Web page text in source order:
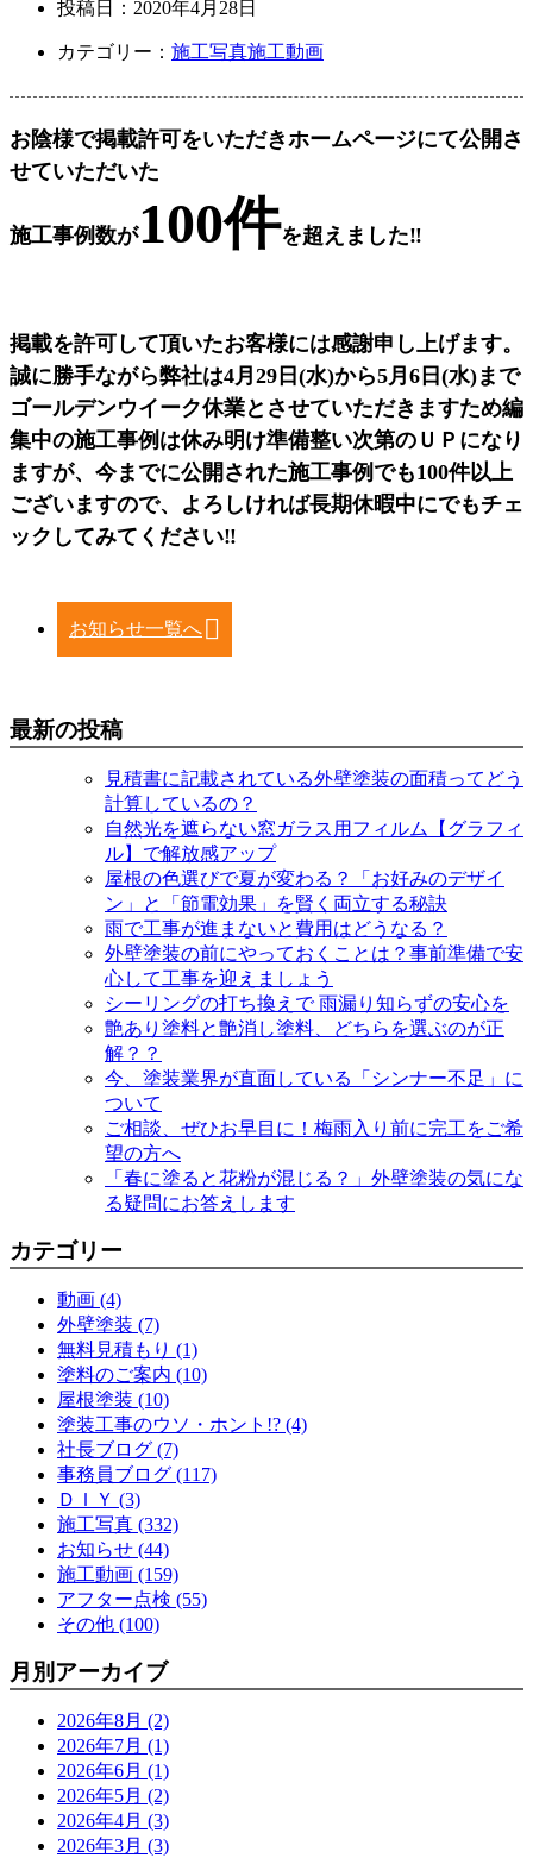
投稿日： 2020年4月28日
カテゴリー： 施工写真施工動画
お陰様で掲載許可をいただきホームページにて公開さ
せていただいた
施工事例数が100件を超えました‼
掲載を許可して頂いたお客様には感謝申し上げます。
誠に勝手ながら弊社は4月29日(水)から5月6日(水)まで
ゴールデンウイーク休業とさせていただきますため編
集中の施工事例は休み明け準備整い次第のＵＰになり
ますが、今までに公開された施工事例でも100件以上
ございますので、よろしければ長期休暇中にでもチェ
ックしてみてください‼
お知らせ一覧へ
最新の投稿
見積書に記載されている外壁塗装の面積ってどう
計算しているの？
自然光を遮らない窓ガラス用フィルム【グラフィ
ル】で解放感アップ
屋根の色選びで夏が変わる？「お好みのデザイ
ン」と「節電効果」を賢く両立する秘訣
雨で工事が進まないと費用はどうなる？
外壁塗装の前にやっておくことは？事前準備で安
心して工事を迎えましょう
シーリングの打ち換えで 雨漏り知らずの安心を
艶あり塗料と艶消し塗料、どちらを選ぶのが正
解？？
今、塗装業界が直面している「シンナー不足」に
ついて
ご相談、ぜひお早目に！梅雨入り前に完工をご希
望の方へ
「春に塗ると花粉が混じる？」外壁塗装の気にな
る疑問にお答えします
カテゴリー
動画 (4)
外壁塗装 (7)
無料見積もり (1)
塗料のご案内 (10)
屋根塗装 (10)
塗装工事のウソ・ホント!? (4)
社長ブログ (7)
事務員ブログ (117)
ＤＩＹ (3)
施工写真 (332)
お知らせ (44)
施工動画 (159)
アフター点検 (55)
その他 (100)
月別アーカイブ
2026年8月 (2)
2026年7月 (1)
2026年6月 (1)
2026年5月 (2)
2026年4月 (3)
2026年3月 (3)